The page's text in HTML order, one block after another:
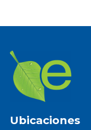
Ubicaciones